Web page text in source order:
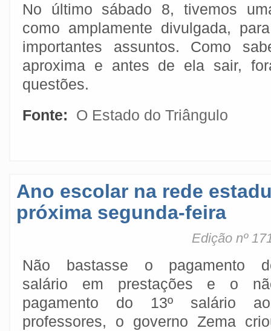
No último sábado 8, tivemos
como amplamente divulgada,
importantes assuntos. Como
aproxima e antes de ela sair,
questões.
Fonte:
O Estado do Triângulo
Ano escolar na rede
próxima segunda-feira
Edição nº
Não bastasse o pagamento
salário em prestações e o
pagamento do 13º salário
professores, o governo Zema